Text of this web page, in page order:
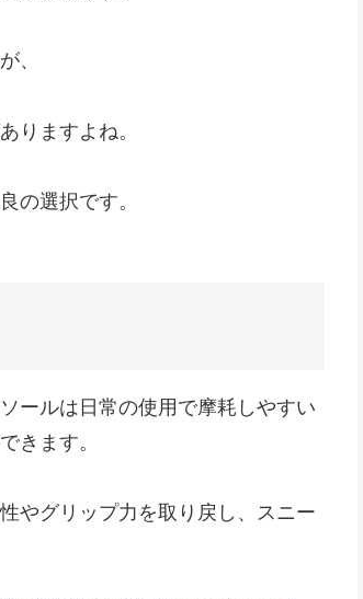
、
りますよね。
の選択です。
ールは日常の使用で摩耗しやすい
きます。
やグリップ力を取り戻し、スニー